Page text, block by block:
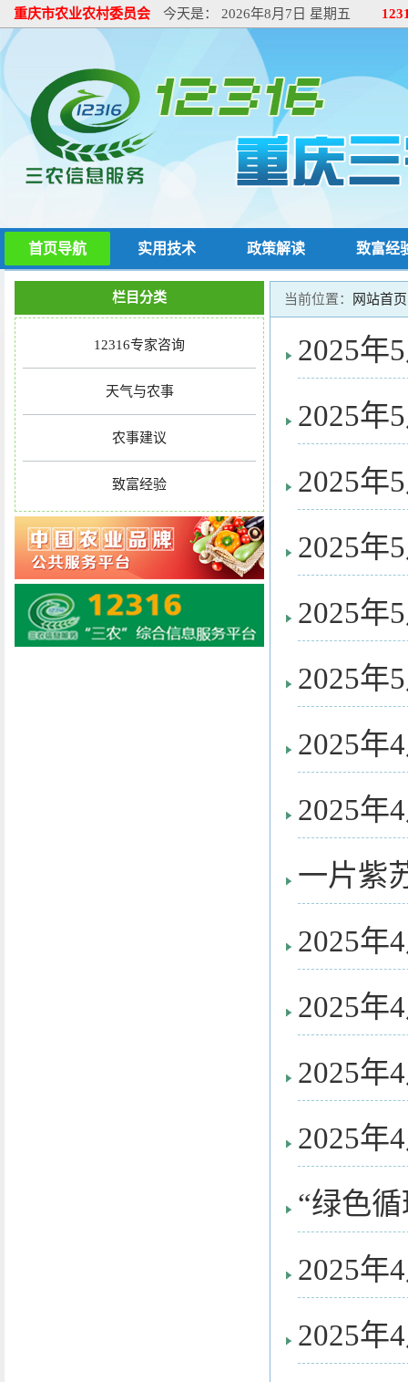
重庆市农业农村委员会 今天是： 2026年8月7日 星期五
首页导航 实用技术 政策解读 致富经
栏目分类
12316专家咨询
天气与农事
农事建议
致富经验
当前位置： 网站首页
2025年
2025年
2025年
2025年
2025年
2025年
2025年
2025年
一片紫
2025年
2025年
2025年
2025年
“绿色
2025年
2025年